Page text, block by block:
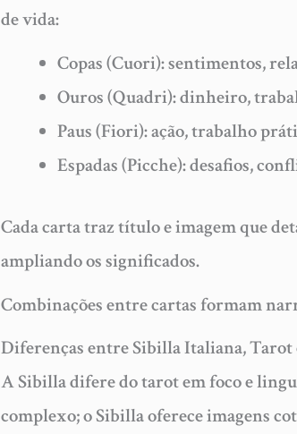
de vida:
Copas (Cuori): sentimentos,
Ouros (Quadri): dinheiro,
Paus (Fiori): ação, trabalho
Espadas (Picche): desafios,
Cada carta traz título e imagem que
ampliando os significados.
Combinações entre cartas formam
Diferenças entre Sibilla Italiana, Tarot
A Sibilla difere do tarot em foco e
complexo; o Sibilla oferece imagens